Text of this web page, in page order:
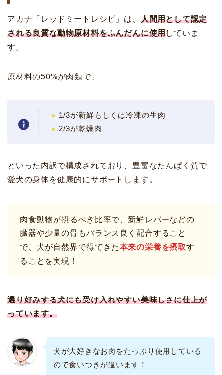
アカナ「レッドミートレシピ」は、 人間用として認定
される良質な動物原材料をふんだんに使用していま
す。
原材料の50%が肉類で、
1/3が新鮮もしくは冷凍の生肉
2/3が乾燥肉
といった内訳で構成されており、豊富なたんぱく質で
愛犬の身体を健康的にサポートします。
肉食動物が摂るべき比率で、新鮮レバーなどの
臓器や少量の骨もバランス良く配合すること
で、犬が自然界で得てきた本来の栄養を摂取す
ることを実現！
選り好みする犬にも受け入れやすい美味しさに仕上が
っています。
犬が大好きなお肉をたっぷり使用している
ので食いつきが違います！